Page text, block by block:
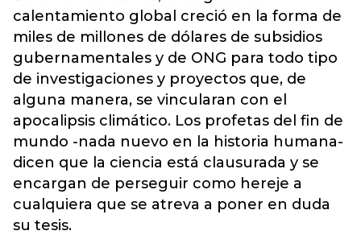
calentamiento global creció en la forma de
miles de millones de dólares de subsidios
gubernamentales y de ONG para todo tipo
de investigaciones y proyectos que, de
alguna manera, se vincularan con el
apocalipsis climático. Los profetas del fin de
mundo -nada nuevo en la historia humana-
dicen que la ciencia está clausurada y se
encargan de perseguir como hereje a
cualquiera que se atreva a poner en duda
su tesis.